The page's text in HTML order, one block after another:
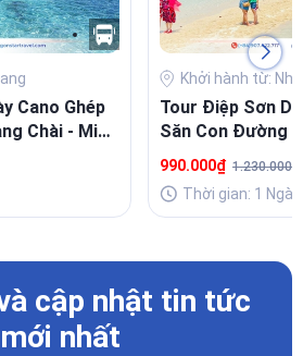
Cano Ghép
Chài - Mini
Khởi hành từ:
Tour Điệp Sơn
Săn Con Đường
Chill
990.000₫ 1.230.000₫
Thời gian: 1 Ngày
cập nhật tin tức
mới nhất